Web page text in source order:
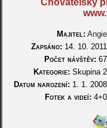
Chovatelský
Majitel: Angie
Zapsáno: 14. 10. 2011
Počet návštěv: 67
Kategorie: Skupina 2
Datum narození: 1. 1. 2008
Fotek a videí: 4+0